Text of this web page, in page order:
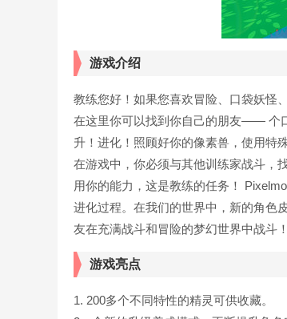
游戏介绍
教练您好！如果您喜欢冒险、口袋妖怪
在这里你可以找到你自己的朋友—— 个
升！进化！照顾好你的像素兽，使用特
在游戏中，你必须与其他训练家战斗，
用你的能力，这是教练的任务！
进化过程。在我们的世界中，新的角色
友在充满战斗和冒险的梦幻世界中战斗！
游戏亮点
1. 200多个不同特性的精灵可供收藏。